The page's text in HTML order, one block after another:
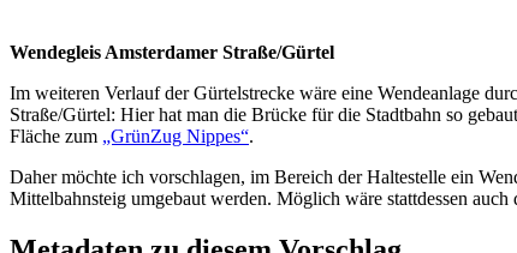
Wendegleis Amsterdamer Straße/Gürtel
Im weiteren Verlauf der Gürtelstrecke wäre eine Wendeanlage
Straße/Gürtel: Hier hat man die Brücke für die Stadtbahn so
Fläche zum „GrünZug Nippes“.
Daher möchte ich vorschlagen, im Bereich der Haltestelle ein
Mittelbahnsteig umgebaut werden. Möglich wäre stattdessen